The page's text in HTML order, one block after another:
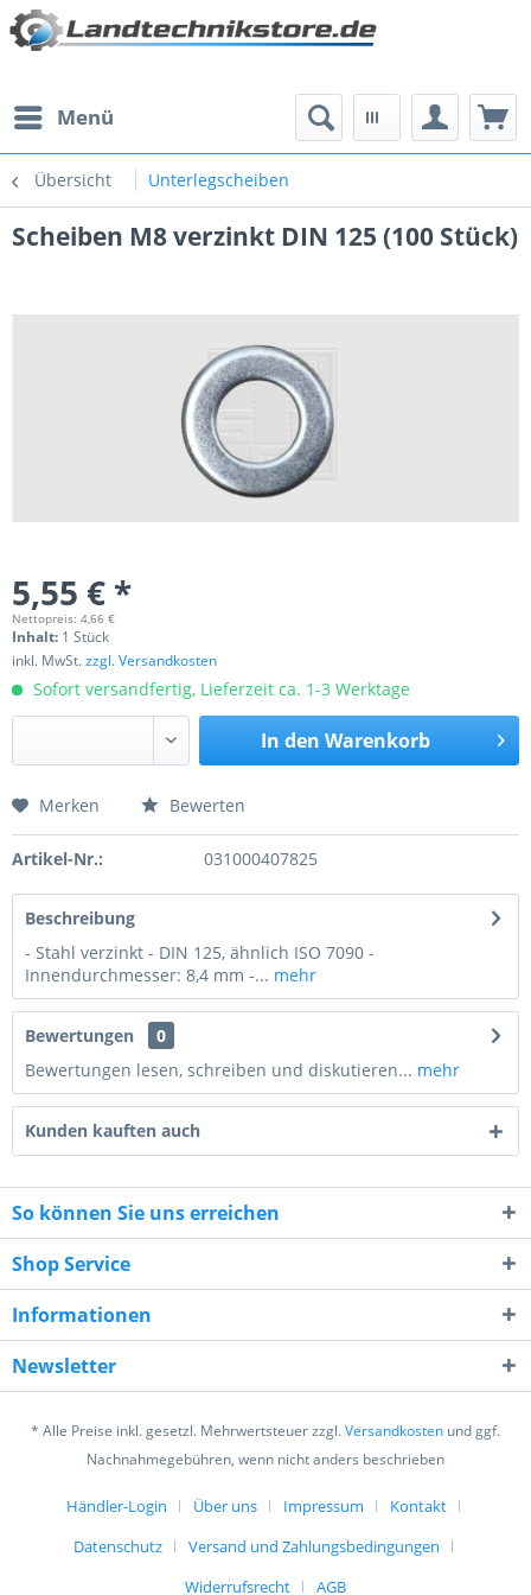
Menü
Übersicht Unterlegscheiben
Scheiben M8 verzinkt DIN 125 (100 Stück)
5,55 € *
Nettopreis: 4,66 €
Inhalt: 1 Stück
inkl. MwSt.zzgl. Versandkosten
Sofort versandfertig, Lieferzeit ca. 1-3 Werktage
In den Warenkorb
Preis anfragen
9 - 4 = ?
Ich habe die Datenschutzerklärung
verstanden und stimme zu. *
Mit * gekennzeichnete Felder sind Pflichtfelder.
Senden
Merken Bewerten
Artikel-Nr.: 031000407825
Beschreibung
- Stahl verzinkt - DIN 125, ähnlich ISO 7090 -
Innendurchmesser: 8,4 mm -... mehr
Bewertungen
0
Bewertungen lesen, schreiben und diskutieren... mehr
Kunden kauften auch
So können Sie uns erreichen
Shop Service
Informationen
Newsletter
* Alle Preise inkl. gesetzl. Mehrwertsteuer zzgl.Versandkosten und ggf.
Nachnahmegebühren, wenn nicht anders beschrieben
Händler-Login Über uns Impressum
Kontakt
Datenschutz
Versand und Zahlungsbedingungen
Widerrufsrecht
AGB